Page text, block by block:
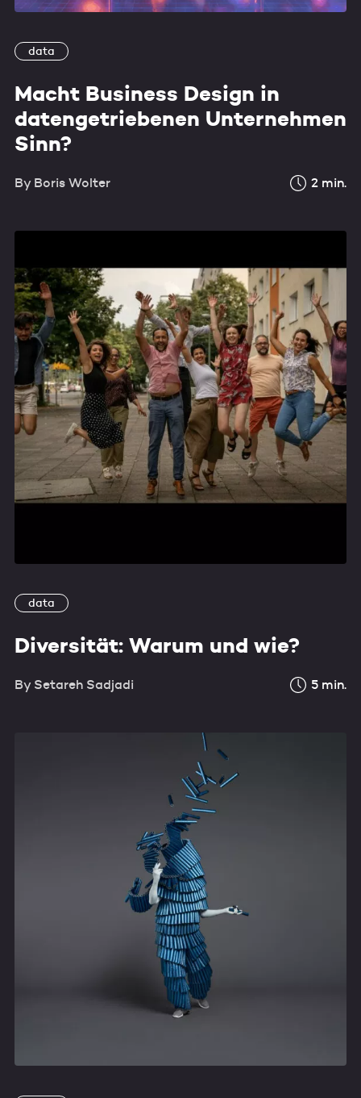
data
Macht Business Design in
datengetriebenen Unternehmen
Sinn?
By Boris Wolter 2 min.
data
Diversität: Warum und wie?
By Setareh Sadjadi 5 min.